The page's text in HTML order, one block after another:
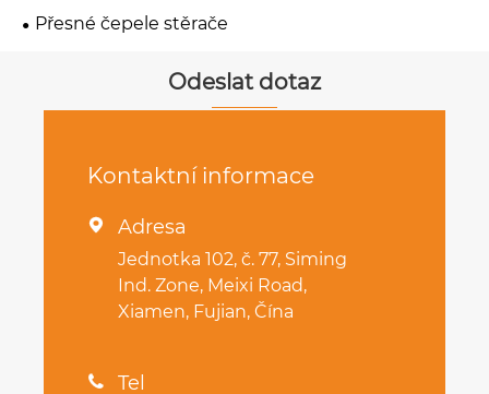
Přesné čepele stěrače
Odeslat dotaz
Kontaktní informace
 Adresa
Jednotka 102, č. 77, Siming
Ind. Zone, Meixi Road,
Xiamen, Fujian, Čína
 Tel